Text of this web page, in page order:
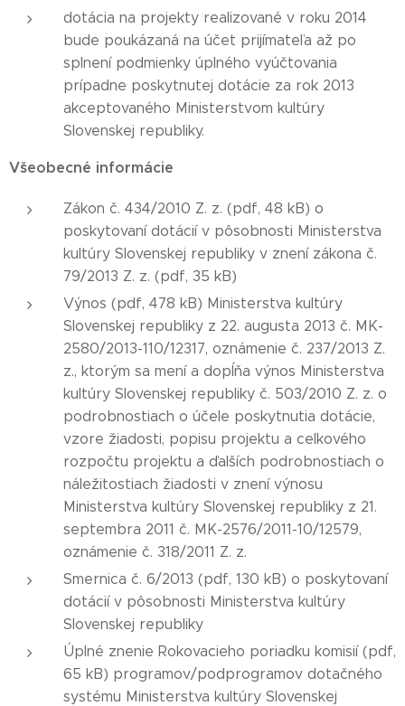
dotácia na projekty realizované v roku 2014
bude poukázaná na účet prijímateľa až po
splnení podmienky úplného vyúčtovania
prípadne poskytnutej dotácie za rok 2013
akceptovaného Ministerstvom kultúry
Slovenskej republiky.
Všeobecné informácie
Zákon č. 434/2010 Z. z. (pdf, 48 kB) o
poskytovaní dotácií v pôsobnosti Ministerstva
kultúry Slovenskej republiky v znení zákona č.
79/2013 Z. z. (pdf, 35 kB)
Výnos (pdf, 478 kB) Ministerstva kultúry
Slovenskej republiky z 22. augusta 2013 č. MK-
2580/2013-110/12317, oznámenie č. 237/2013 Z.
z., ktorým sa mení a dopĺňa výnos Ministerstva
kultúry Slovenskej republiky č. 503/2010 Z. z. o
podrobnostiach o účele poskytnutia dotácie,
vzore žiadosti, popisu projektu a celkového
rozpočtu projektu a ďalších podrobnostiach o
náležitostiach žiadosti v znení výnosu
Ministerstva kultúry Slovenskej republiky z 21.
septembra 2011 č. MK-2576/2011-10/12579,
oznámenie č. 318/2011 Z. z.
Smernica č. 6/2013 (pdf, 130 kB) o poskytovaní
dotácií v pôsobnosti Ministerstva kultúry
Slovenskej republiky
Úplné znenie Rokovacieho poriadku komisií (pdf,
65 kB) programov/podprogramov dotačného
systému Ministerstva kultúry Slovenskej